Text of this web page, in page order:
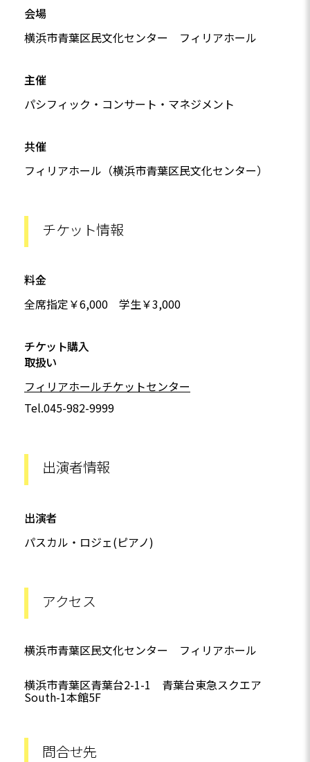
会場
横浜市青葉区民文化センター フィリアホール
主催
パシフィック・コンサート・マネジメント
共催
フィリアホール（横浜市青葉区民文化センター）
チケット情報
料金
全席指定￥6,000 学生￥3,000
チケット購入
取扱い
フィリアホールチケットセンター
Tel.045-982-9999
出演者情報
出演者
パスカル・ロジェ(ピアノ)
アクセス
横浜市青葉区民文化センター フィリアホール
横浜市青葉区青葉台2-1-1 青葉台東急スクエア
South-1本館5F
問合せ先